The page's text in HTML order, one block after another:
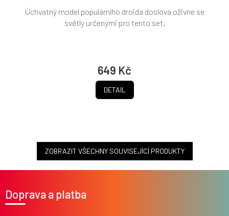
649 Kč
DETAIL
Úchvatný model populárního droida doslova oživne se
světly určenými pro tento set.
ZOBRAZIT VŠECHNY SOUVISEJÍCÍ PRODUKTY
Doprava a platba